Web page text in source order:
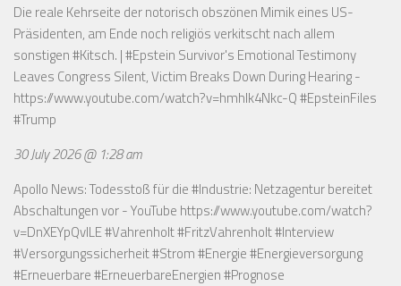
Die reale Kehrseite der notorisch obszönen Mimik eines US-
Präsidenten, am Ende noch religiös verkitscht nach allem
sonstigen #Kitsch. | #Epstein Survivor's Emotional Testimony
Leaves Congress Silent, Victim Breaks Down During Hearing -
https://www.youtube.com/watch?v=hmhlk4Nkc-Q#EpsteinFiles
#Trump
30 July 2026 @ 1:28 am
Apollo News: Todesstoß für die #Industrie: Netzagentur bereitet
Abschaltungen vor - YouTube https://www.youtube.com/watch?
v=DnXEYpQvILE#Vahrenholt #FritzVahrenholt #Interview
#Versorgungssicherheit #Strom #Energie #Energieversorgung
#Erneuerbare #ErneuerbareEnergien #Prognose